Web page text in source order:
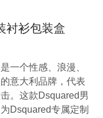
衬衫包装盒
一个性感、浪漫、
意大利品牌，代表
。这款Dsquared男
Dsquared专属定制